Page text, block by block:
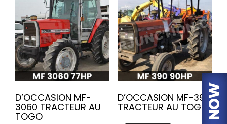
D’OCCASION MF-
3060 TRACTEUR AU
TOGO
D’OCCASION MF-390
TRACTEUR AU TOGO